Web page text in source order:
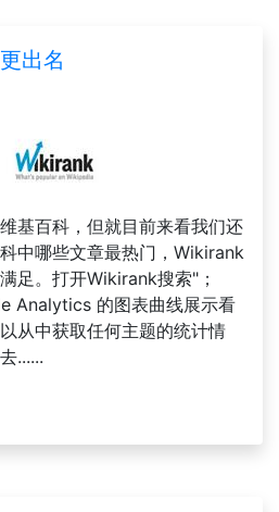
出名
基百科，但就目前来看我们还
中哪些文章最热门，Wikirank
足。打开Wikirank搜索"；
Analytics 的图表曲线展示看
从中获取任何主题的统计情
......